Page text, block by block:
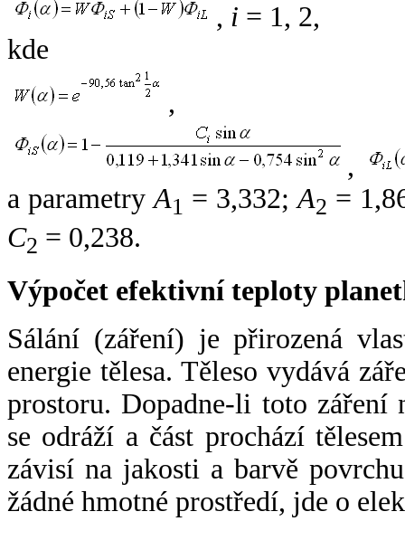
, i = 1, 2,
kde
,
,
a parametryA1 = 3,332;A2 =
C2 = 0,238.
Výpočet efektivní teploty
Sálání (záření) je přirozená
energie tělesa. Těleso vydává
prostoru. Dopadne-li toto záření
se odráží a část prochází
závisí na jakosti a barvě
žádné hmotné prostředí, jde o